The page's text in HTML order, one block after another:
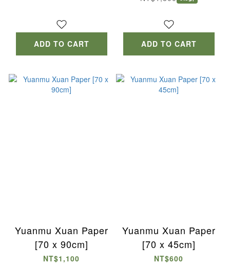
ADD TO CART ADD TO CART
Yuanmu Xuan Paper
[70 x 90cm]
NT$1,100
Yuanmu Xuan Paper
[70 x 45cm]
NT$600